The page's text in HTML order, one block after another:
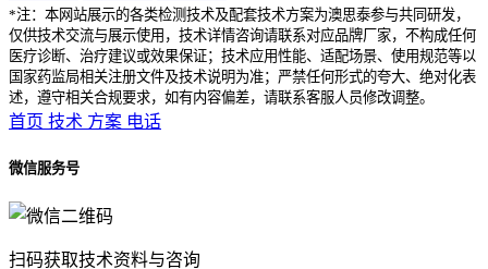
*注：本网站展示的各类检测技术及配套技术方案为澳思泰参与共同研发，
仅供技术交流与展示使用，技术详情咨询请联系对应品牌厂家，不构成任何
医疗诊断、治疗建议或效果保证；技术应用性能、适配场景、使用规范等以
国家药监局相关注册文件及技术说明为准；严禁任何形式的夸大、绝对化表
述，遵守相关合规要求，如有内容偏差，请联系客服人员修改调整。
首页 技术 方案 电话
微信服务号
扫码获取技术资料与咨询